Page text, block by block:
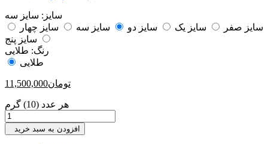
سایز: سایز سه
سایز صفر
سایز یک سایز دو سایز سه
سایز چهار
سایز پنج
رنگ: طلایی
طلایی
11,500,000تومان
هر عدد (10) گرم
افزودن به سبد خرید